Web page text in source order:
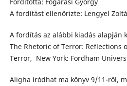
A fordítást ellenőrizte: Lengyel
A fordítás az alábbi kiadás alapján
The Rhetoric of Terror: Reflections
Terror, New York: Fordham
Aligha íródhat ma könyv 9/11-ről,